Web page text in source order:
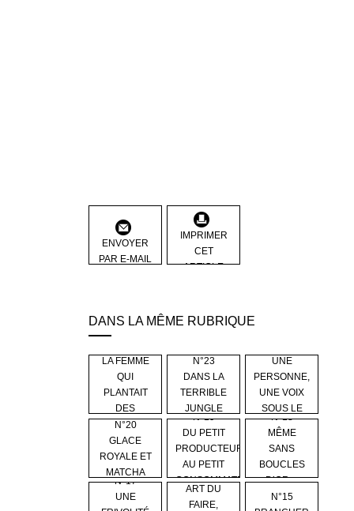
ENVOYER
PAR E-MAIL
IMPRIMER
CET
ARTICLE
DANS LA MÊME RUBRIQUE
LA FEMME
QUI
PLANTAIT
DES
COULEURS
N°23
DANS LA
TERRIBLE
JUNGLE
UNE
PERSONNE,
UNE VOIX
SOUS LE
SOLEIL DE...
N°20
GLACE
ROYALE ET
MATCHA
N°19
DU PETIT
PRODUCTEUR
AU PETIT
CONSOMMATEU...
N°18
MÊME
SANS
BOUCLES
D’OR…
N°17
UNE
ART DU
FAIRE,
N°15